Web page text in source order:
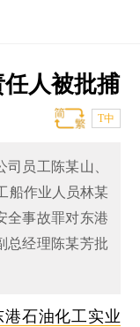
人被批捕
T中
员工陈某山、
船作业人员林某
全事故罪对东港
总经理陈某芳批
港石油化工实业